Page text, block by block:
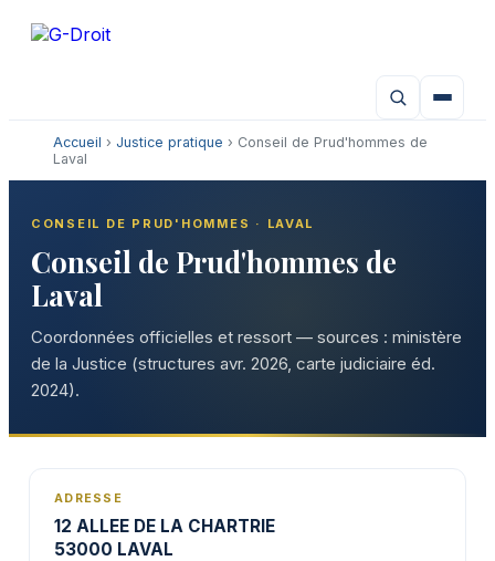
Accueil › Justice pratique › Conseil de Prud'hommes de
Laval
CONSEIL DE PRUD'HOMMES · LAVAL
Conseil de Prud'hommes de
Laval
Coordonnées officielles et ressort — sources : ministère
de la Justice (structures avr. 2026, carte judiciaire éd.
2024).
ADRESSE
12 ALLEE DE LA CHARTRIE
53000 LAVAL